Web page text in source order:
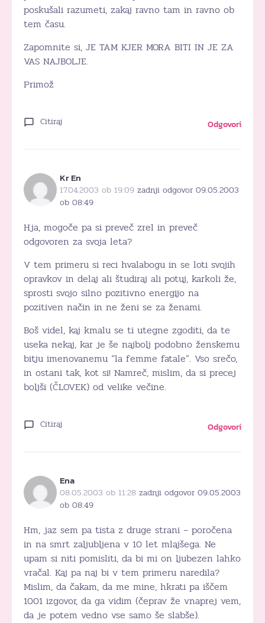
poskušali razumeti, zakaj ravno tam in ravno ob
tem času.
Zapomnite si, JE TAM KJER MORA BITI IN JE ZA
VAS NAJBOLJE.
Primož
Citiraj Odgovori
Kr En
17.04.2003 ob 19:09 zadnji odgovor 09.05.2003
ob 08:49
Hja, mogoče pa si preveč zrel in preveč
odgovoren za svoja leta?
V tem primeru si reci hvalabogu in se loti svojih
opravkov in delaj ali študiraj ali potuj, karkoli že,
sprosti svojo silno pozitivno energijo na
pozitiven način in ne ženi se za ženami.
Boš videl, kaj kmalu se ti utegne zgoditi, da te
useka nekaj, kar je še najbolj podobno ženskemu
bitju imenovanemu “la femme fatale”. Vso srečo,
in ostani tak, kot si! Namreč, mislim, da si precej
boljši (ČLOVEK) od velike večine.
Citiraj Odgovori
Ena
08.05.2003 ob 11:28 zadnji odgovor 09.05.2003
ob 08:49
Hm, jaz sem pa tista z druge strani – poročena
in na smrt zaljubljena v 10 let mlajšega. Ne
upam si niti pomisliti, da bi mi on ljubezen lahko
vračal. Kaj pa naj bi v tem primeru naredila?
Mislim, da čakam, da me mine, hkrati pa iščem
1001 izgovor, da ga vidim (čeprav že vnaprej vem,
da je potem vedno vse samo še slabše).